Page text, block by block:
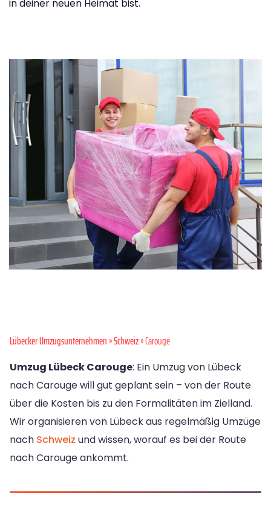
in deiner neuen Heimat bist.
Lübecker Umzugsunternehmen»Schweiz» Carouge
Umzug Lübeck Carouge: Ein Umzug von Lübeck
nach Carouge will gut geplant sein – von der Route
über die Kosten bis zu den Formalitäten im Zielland.
Wir organisieren von Lübeck aus regelmäßig Umzüge
nach Schweiz und wissen, worauf es bei der Route
nach Carouge ankommt.